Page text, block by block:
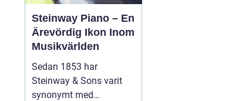
Steinway Piano – En
Ärevördig Ikon Inom
Musikvärlden
Sedan 1853 har
Steinway & Sons varit
synonymt med